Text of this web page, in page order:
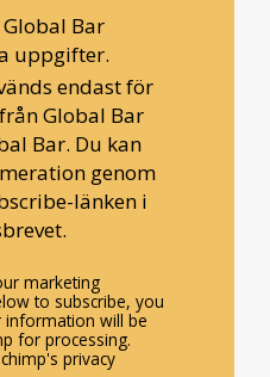
Bar
uppgifter.
endast för
Global Bar
Bar. Du kan
genom
länken i
marketing
to subscribe, you
information will be
for processing.
privacy